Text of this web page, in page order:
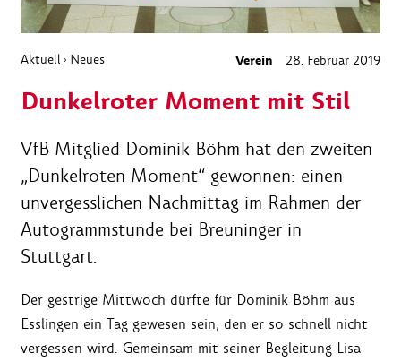
Aktuell › Neues Verein 28. Februar 2019
Dunkelroter Moment mit Stil
VfB Mitglied Dominik Böhm hat den zweiten
„Dunkelroten Moment“ gewonnen: einen
unvergesslichen Nachmittag im Rahmen der
Autogrammstunde bei Breuninger in
Stuttgart.
Der gestrige Mittwoch dürfte für Dominik Böhm aus
Esslingen ein Tag gewesen sein, den er so schnell nicht
vergessen wird. Gemeinsam mit seiner Begleitung Lisa